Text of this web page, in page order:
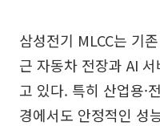
삼성전기 MLCC는 기
근 자동차 전장과 AI
고 있다. 특히 산업용·
경에서도 안정적인 성